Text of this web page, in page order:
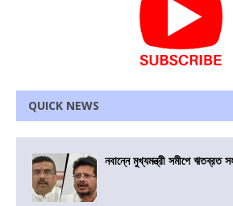
QUICK NEWS
নবান্নে মুখ্যমন্ত্রী সমীপে ঋতব্রত